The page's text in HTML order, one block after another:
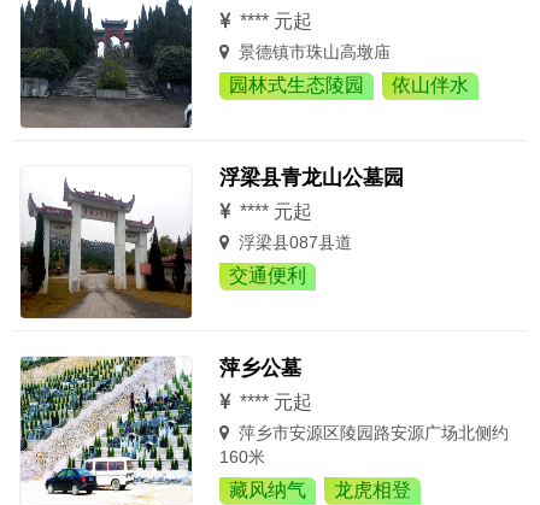
**** 元起
景德镇市珠山高墩庙
园林式生态陵园 依山伴水
浮梁县青龙山公墓园
**** 元起
浮梁县087县道
交通便利
萍乡公墓
**** 元起
萍乡市安源区陵园路安源广场北侧约
160米
藏风纳气 龙虎相登